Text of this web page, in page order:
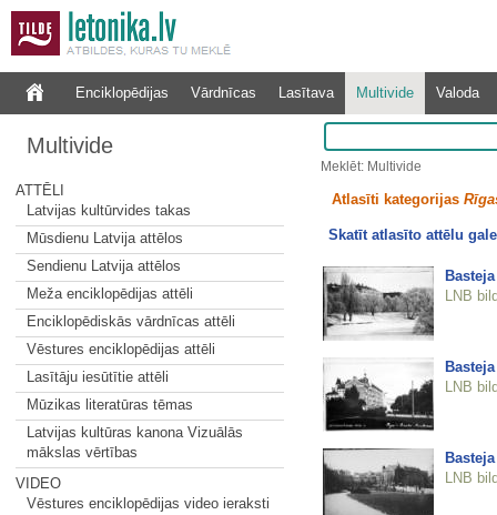
Enciklopēdijas Vārdnīcas Lasītava Multivide Valoda
Multivide
ATTĒLI
Latvijas kultūrvides takas
Mūsdienu Latvija attēlos
Sendienu Latvija attēlos
Meža enciklopēdijas attēli
Enciklopēdiskās vārdnīcas attēli
Vēstures enciklopēdijas attēli
Lasītāju iesūtītie attēli
Mūzikas literatūras tēmas
Latvijas kultūras kanona Vizuālās
mākslas vērtības
VIDEO
Vēstures enciklopēdijas video ieraksti
Meklēt: Multivide
Atlasīti kategorijas
Skatīt atlasīto attēlu
LNB
LNB
LNB